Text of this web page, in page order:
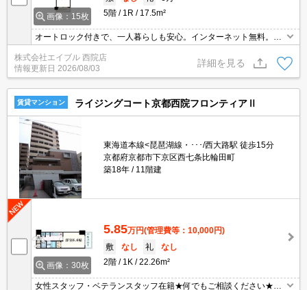
画像：15枚
5階
1R 17.5m²
オートロック付きで、一人暮らしも安心。インターネット無料。退
株式会社エイブル 西院店
情報更新日 2026/08/03
詳細を見る
賃貸マンション ライジングコート京都西院フロンティアⅡ
東海道本線<琵琶湖線・･･･/西大路駅 徒歩15分
京都府京都市下京区西七条比輪田町
築18年
11階建
画像：30枚
5.85万円(管理費等：10,000円)
敷
なし 礼
なし
2階
1K 22.26m²
女性スタッフ・ベテランスタッフ在籍★何でもご相談ください★周